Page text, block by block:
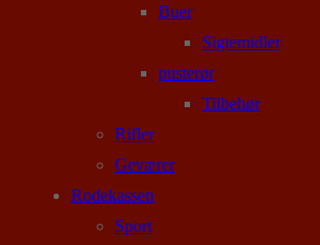
Buer
Sigtemidler
pusterør
Tilbehør
Rifler
Geværer
Rodekassen
Sport